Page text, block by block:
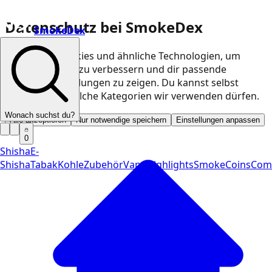
Datenschutz bei SmokeDex
Wir nutzen Cookies und ähnliche Technologien, um
unsere Website zu verbessern und dir passende
Produktempfehlungen zu zeigen. Du kannst selbst
entscheiden, welche Kategorien wir verwenden dürfen.
Alle akzeptieren Nur notwendige speichern Einstellungen anpassen
SmokeDex
Wonach suchst du?
0
ShishaE-
ShishaTabakKohleZubehörVapeHighlightsSmokeCoins